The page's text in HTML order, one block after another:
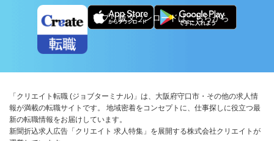
アプリ版ダウンロードはこちらから
「クリエイト転職 (ジョブターミナル)」は、大阪府守口市・その他の求人情
報が満載の転職サイトです。 地域密着をコンセプトに、仕事探しに役立つ最
新の転職情報をお届けしています。
新聞折込求人広告「クリエイト 求人特集」を展開する株式会社クリエイトが